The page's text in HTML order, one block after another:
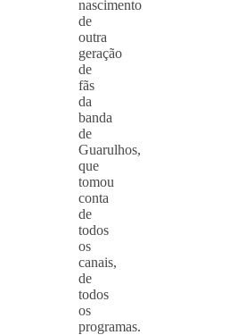
nascimento
de
outra
geração
de
fãs
da
banda
de
Guarulhos,
que
tomou
conta
de
todos
os
canais,
de
todos
os
programas.